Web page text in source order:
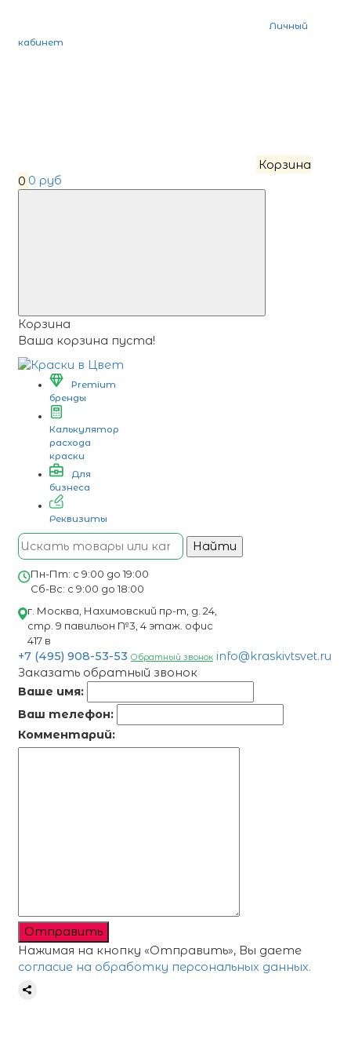
Личный
кабинет
Корзина
0 0 руб
Корзина
Ваша корзина пуста!
Premium
бренды
Калькулятор
расхода
краски
Для
бизнеса
Реквизиты
Найти
Пн-Пт: с 9:00 до 19:00
Сб-Вс: с 9:00 до 18:00
г. Москва, Нахимовский пр-т, д. 24,
стр. 9 павильон №3, 4 этаж. офис
417 в
+7 (495) 908-53-53 Обратный звонок info@kraskivtsvet.ru
Заказать обратный звонок
Ваше имя:
Ваш телефон:
Комментарий:
Отправить
Нажимая на кнопку «Отправить», Вы даете
согласие на обработку персональных данных.